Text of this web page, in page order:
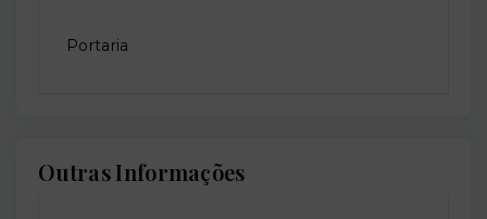
Portaria
Outras Informações